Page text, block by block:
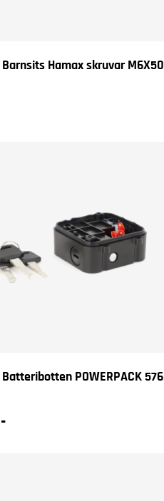
Barnsits Hamax skruvar M6X50
Batteribotten POWERPACK 576